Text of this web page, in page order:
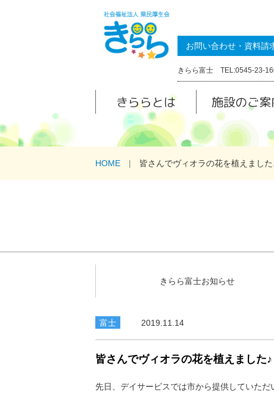
お問い合わせ・資料請
きらら富士 TEL:0545-23-
きららとは 施設のご案
HOME 皆さんでヴィオラの花を植えました
きらら富士お知らせ
富士 2019.11.14
皆さんでヴィオラの花を植えました♪
先日、デイサービスでは市から提供していた